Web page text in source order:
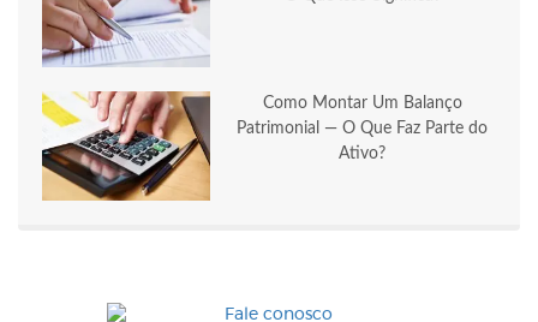
Como Montar Um Balanço
Patrimonial — O Que Faz Parte do
Ativo?